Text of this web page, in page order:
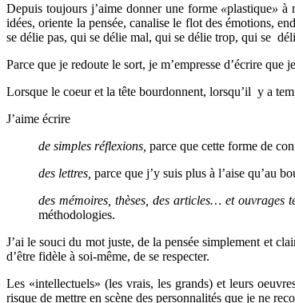
Depuis toujours j’aime donner une forme «plastique» à
idées, oriente la pensée, canalise le flot des émotions,
se délie pas, qui se délie mal, qui se délie trop, qui se
Parce que je redoute le sort, je m’empresse d’écrire
Lorsque le coeur et la tête bourdonnent, lorsqu’il y a
J’aime écrire
de simples réflexions, parce que cette forme de
des lettres, parce que j’y suis plus à l’aise qu’au
des mémoires, thèses, des articles… et ouvrages
méthodologies.
J’ai le souci du mot juste, de la pensée simplement et
d’être fidèle à soi-même, de se respecter.
Les «intellectuels» (les vrais, les grands) et leurs
risque de mettre en scène des personnalités que je ne